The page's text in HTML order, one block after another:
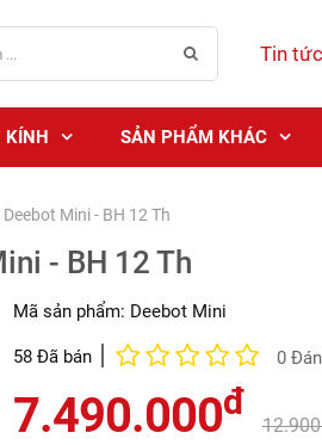
Tin tức
KÍNH SẢN PHẨM KHÁC
Mini - BH 12 Th
- BH 12 Th
Mã sản phẩm: Deebot Mini
58 Đã bán 0
7.490.000đ